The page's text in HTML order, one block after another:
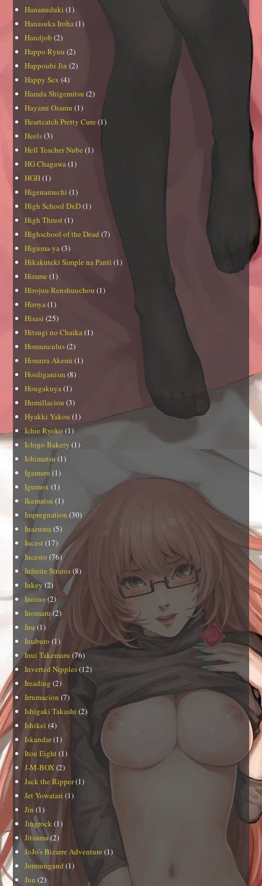
Hanamiduki (1)
Hanasuka Iroha(1)
Handjob (2)
Happo Ryuu (2)
Happoubi Jin (2)
Happy Sex (4)
Harada Shigemitsu (2)
Hayami Osamu (1)
Heartcatch Pretty Cure (1)
Heels(3)
Hell Teacher Nube (1)
HG Chagawa(1)
HGH(1)
Higenamuchi (1)
High School DxD(1)
High Thrust (1)
Highschool of the Dead (7)
Higuma-ya(3)
Hikakuteki Simple na Panti (1)
Hirame (1)
Hirojuu Renshuuchou (1)
Hiroya(1)
Hisasi (25)
Hitsugi no Chaika(1)
Homunculus(2)
Homura Akemi (1)
Hooliganism(8)
Hougakuya(1)
Humillacion (3)
Hyakki Yakou (1)
Ichie Ryoko (1)
Ichigo Bakery (1)
Ichimatsu (1)
Igamaru(1)
Igumox (1)
Ikematsu (1)
Impregnation (30)
Inazuma(5)
Incest (17)
Incesto (76)
Infinite Stratos(8)
Inkey(2)
Inoino (2)
Inomaru(2)
Inu (1)
Inuburo (1)
Inui Takemaru (76)
Inverted Nipples(12)
Ireading (2)
Irrumacion (7)
Ishigaki Takashi (2)
Ishikei (4)
Iskandar(1)
Itou Eight (1)
J-M-BOX(2)
Jack the Ripper(1)
Jet Yowatari (1)
Jin (1)
Jingrock (1)
Jitsuma(2)
JoJo's Bizarre Adventure (1)
Jormungand(1)
Jun (2)